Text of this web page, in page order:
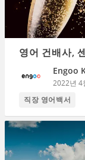
영어 건배사,
Engoo
2022년 4
직장 영어백서